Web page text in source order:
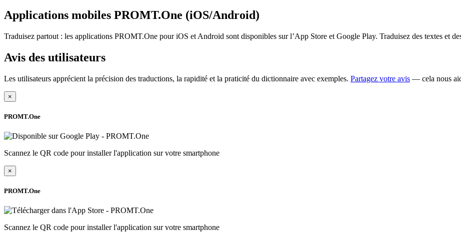
Applications mobiles PROMT.One (iOS/Android)
Traduisez partout : les applications PROMT.One pour iOS et Android sont disponibles sur l’App Store et Google Play. Traduisez des textes et
Avis des utilisateurs
Les utilisateurs apprécient la précision des traductions, la rapidité et la praticité du dictionnaire avec exemples. Partagez votre avis — cela nous
×
PROMT.One
Scannez le QR code pour installer l'application sur votre smartphone
×
PROMT.One
Scannez le QR code pour installer l'application sur votre smartphone